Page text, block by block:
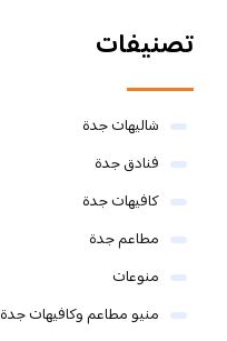
تصنيفات
شاليهات جدة
فنادق جدة
كافيهات جدة
مطاعم جدة
منوعات
منيو مطاعم وكافيهات جدة